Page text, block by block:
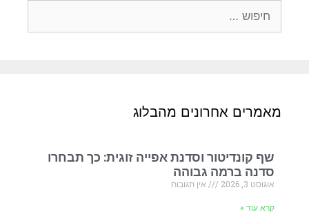
מאמרים אחרונים מהבלוג
שף קונדיטור וסדנת אפייה זוגית: כך תבחרו
סדנה ברמה גבוהה
אוגוסט 3, 2026 אין תגובות
קרא עוד »